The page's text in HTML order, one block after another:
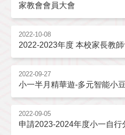
家教會會員大會
2022-10-08
2022-2023年度 本校家長教
2022-09-27
小一半月精華遊-多元智能小
2022-09-05
申請2023-2024年度小一自行